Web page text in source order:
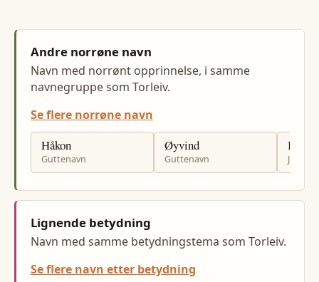
Andre norrøne navn
Navn med norrønt opprinnelse, i samme
navnegruppe som Torleiv.
Se flere norrøne navn
Håkon
Guttenavn
Øyvind
Guttenavn
Bjørg
Lignende betydning
Navn med samme betydningstema som Torleiv.
Se flere navn etter betydning